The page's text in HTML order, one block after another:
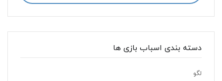
دسته بندی اسباب بازی ها
لگو